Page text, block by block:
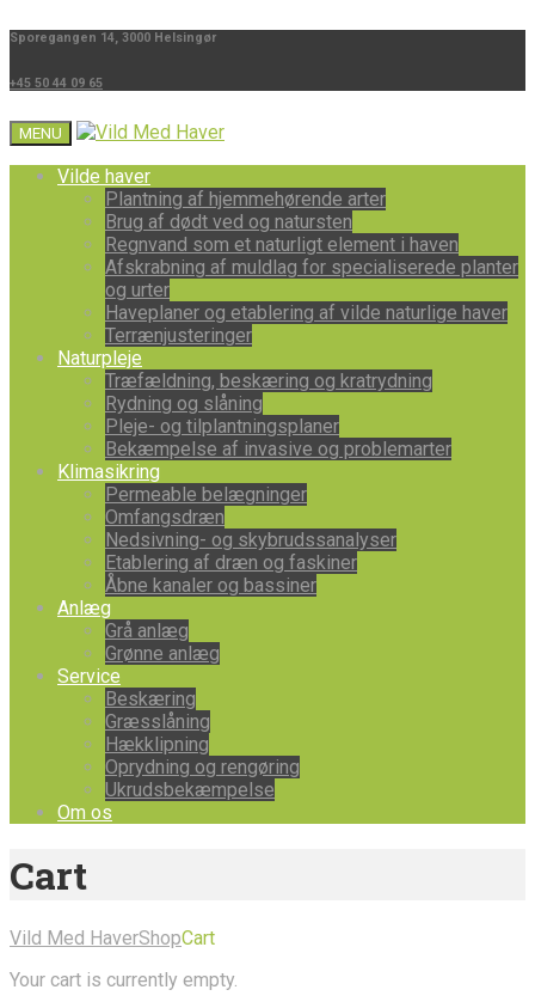
Sporegangen 14, 3000 Helsingør
+45 50 44 09 65
MENU
Vilde haver
Plantning af hjemmehørende arter
Brug af dødt ved og natursten
Regnvand som et naturligt element i haven
Afskrabning af muldlag for specialiserede planter
og urter
Haveplaner og etablering af vilde naturlige haver
Terrænjusteringer
Naturpleje
Træfældning, beskæring og kratrydning
Rydning og slåning
Pleje- og tilplantningsplaner
Bekæmpelse af invasive og problemarter
Klimasikring
Permeable belægninger
Omfangsdræn
Nedsivning- og skybrudssanalyser
Etablering af dræn og faskiner
Åbne kanaler og bassiner
Anlæg
Grå anlæg
Grønne anlæg
Service
Beskæring
Græsslåning
Hækklipning
Oprydning og rengøring
Ukrudsbekæmpelse
Om os
Cart
Vild Med HaverShopCart
Your cart is currently empty.